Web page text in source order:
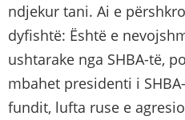
ndjekur tani. Ai e
dyfishtë: Është e
ushtarake nga SHBA-të,
mbahet presidenti i
fundit, lufta ruse e